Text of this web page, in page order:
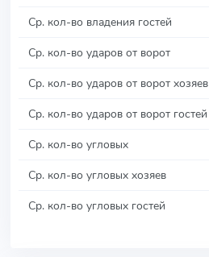
Ср. кол-во владения гостей
Ср. кол-во ударов от ворот
Ср. кол-во ударов от ворот хозяев
Ср. кол-во ударов от ворот гостей
Ср. кол-во угловых
Ср. кол-во угловых хозяев
Ср. кол-во угловых гостей